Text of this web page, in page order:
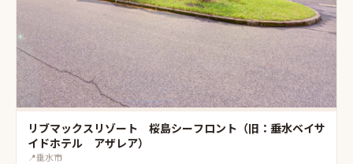
リブマックスリゾート 桜島シーフロント（旧：垂水ベイサ
イドホテル アザレア）
📍垂水市